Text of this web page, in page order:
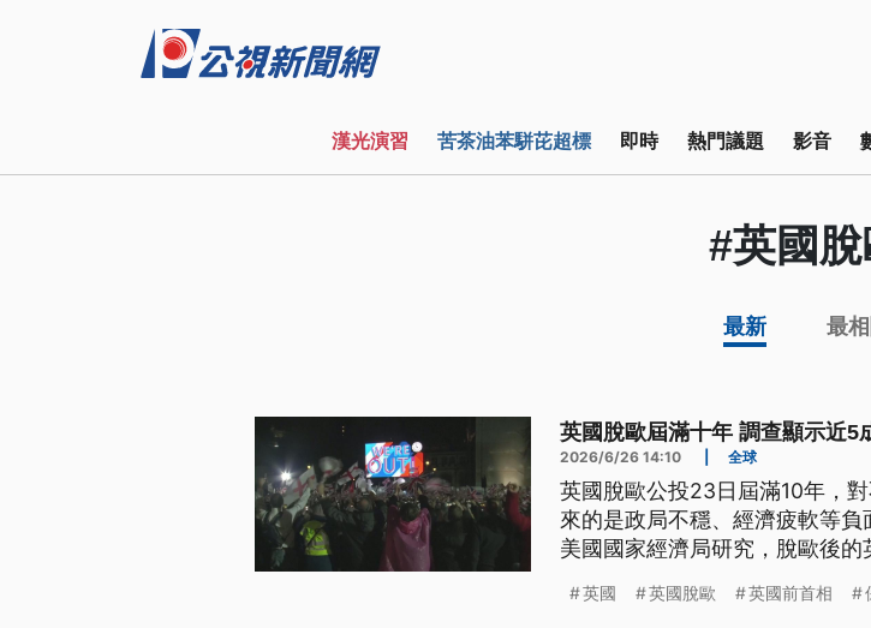
漢光演習 苦茶油苯駢芘超標 即時 熱門議題 影音
#英國
最新 最
英國脫歐屆滿十年 調查顯示近5
2026/6/26 14:10 全球
英國脫歐公投23日屆滿10年，
來的是政局不穩、經濟疲軟等
美國國家經濟局研究，脫歐後的
投。
英國 英國脫歐 英國前首相